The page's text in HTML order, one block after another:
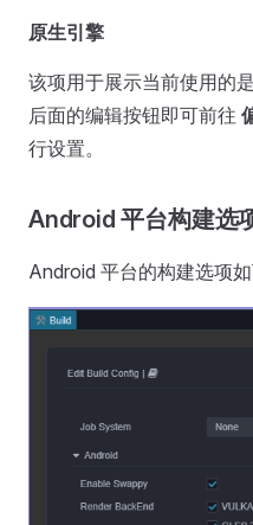
原生引擎
该项用于展示当前使用的
后面的编辑按钮即可前往
行设置。
Android 平台构建选
Android 平台的构建选项如